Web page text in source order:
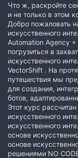
Что ж, раскройте
и не только в этом
Добро пожаловать
искусственного
Automation Agency +
погрузиться в
искусственного
VectorShift . На
путешествия мы
для создания,
ботов,
Этот курс
искусственного
искусственного
основе
основе
решениями NO